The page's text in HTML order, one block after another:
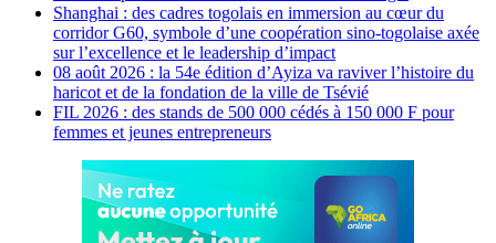
Shanghai : des cadres togolais en immersion au cœur du
corridor G60, symbole d’une coopération sino-togolaise axée
sur l’excellence et le leadership d’impact
08 août 2026 : la 54e édition d’Ayiza va raviver l’histoire du
haricot et de la fondation de la ville de Tsévié
FIL 2026 : des stands de 500 000 cédés à 150 000 F pour
femmes et jeunes entrepreneurs